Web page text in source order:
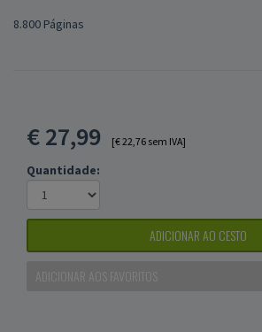
8.800 Páginas
€27,99 [€ 22,76 sem IVA]
Quantidade:
ADICIONAR AO CESTO
ADICIONAR AOS FAVORITOS